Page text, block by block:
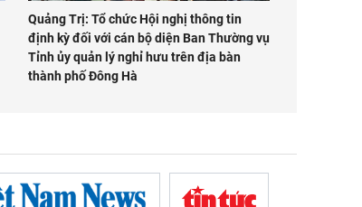
Quảng Trị: Tổ chức Hội nghị thông tin
định kỳ đối với cán bộ diện Ban Thường vụ
Tỉnh ủy quản lý nghỉ hưu trên địa bàn
thành phố Đông Hà